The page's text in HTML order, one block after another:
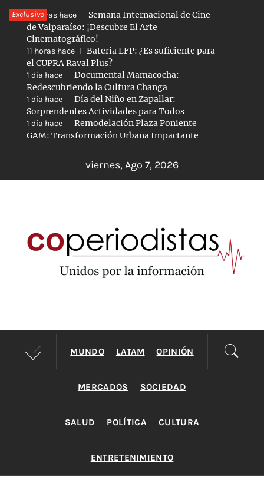
Saltar
contenido
Exclusivo
10 horas hace
Semana Internacional de Cine
de Valparaíso: ¡Descubre El Arte
Cinematográfico!
11 horas hace
Batería LFP: ¿Es suficiente para
el CUPRA Raval Plus?
1 día hace
Documental Mamacocha:
Redescubriendo la Cultura Changa
1 día hace
Día del Niño en Zapallar:
Sorprendentes Actividades para Todos
1 día hace
Remodelación Plaza Poniente
GAM: Transformación Urbana Impactante
viernes, Ago 7, 2026
MUNDO LATAM OPINIÓN
MERCADOS SOCIEDAD
SALUD POLÍTICA CULTURA
ENTRETENIMIENTO